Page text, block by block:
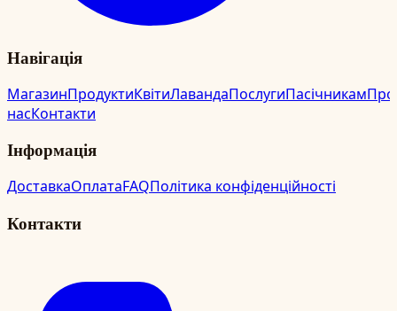
Навігація
МагазинПродуктиКвітиЛавандаПослугиПасічникамПро
насКонтакти
Інформація
ДоставкаОплатаFAQПолітика конфіденційності
Контакти